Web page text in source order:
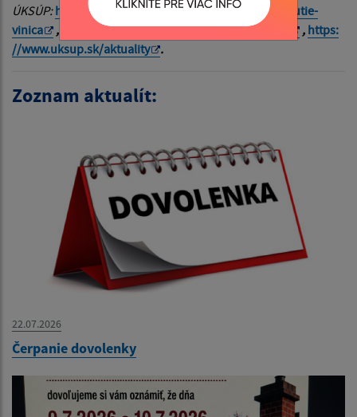
ÚKSÚP:https://www.uksup.sk/signalizacia-zlate-zltnutie-
vinica
, https://www.uksup.sk/zlate-zltnutie-vinica , https:
//www.uksup.sk/aktuality
.
Zoznam aktualít:
22.07.2026
Čerpanie dovolenky